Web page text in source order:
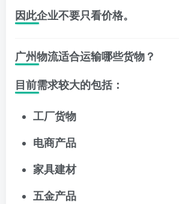
因此企业不要只看价格。
广州物流适合运输哪些货物？
目前需求较大的包括：
工厂货物
电商产品
家具建材
五金产品